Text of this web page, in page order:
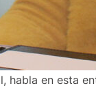
habla en esta